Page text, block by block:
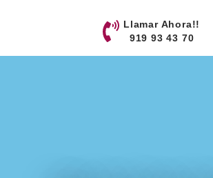
Llamar Ahora!!
919 93 43 70